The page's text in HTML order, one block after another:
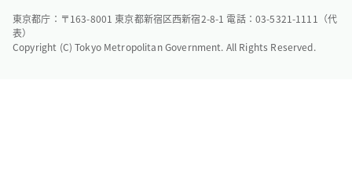
東京都庁：〒163-8001 東京都新宿区西新宿2-8-1 電話：03-5321-1111（代
表）
Copyright (C) Tokyo Metropolitan Government. All Rights Reserved.